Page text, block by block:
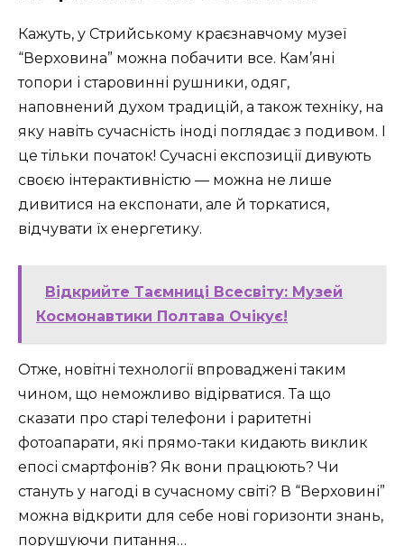
Кажуть, у Стрийському краєзнавчому музеї
“Верховина” можна побачити все. Кам’яні
топори і старовинні рушники, одяг,
наповнений духом традицій, а також техніку, на
яку навіть сучасність іноді поглядає з подивом. І
це тільки початок! Сучасні експозиції дивують
своєю інтерактивністю — можна не лише
дивитися на експонати, але й торкатися,
відчувати їх енергетику.
Відкрийте Таємниці Всесвіту: Музей
Космонавтики Полтава Очікує!
Отже, новітні технології впроваджені таким
чином, що неможливо відірватися. Та що
сказати про старі телефони і раритетні
фотоапарати, які прямо-таки кидають виклик
епосі смартфонів? Як вони працюють? Чи
стануть у нагоді в сучасному світі? В “Верховині”
можна відкрити для себе нові горизонти знань,
порушуючи питання…